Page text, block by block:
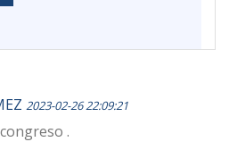
2023-02-26 22:09:21
.